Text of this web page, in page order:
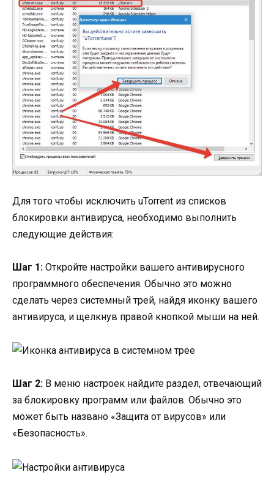
Для того чтобы исключить uTorrent из списков
блокировки антивируса, необходимо выполнить
следующие действия:
Шаг 1: Откройте настройки вашего антивирусного
программного обеспечения. Обычно это можно
сделать через системный трей, найдя иконку вашего
антивируса, и щелкнув правой кнопкой мыши на ней.
Шаг 2: В меню настроек найдите раздел, отвечающий
за блокировку программ или файлов. Обычно это
может быть названо «Защита от вирусов» или
«Безопасность».